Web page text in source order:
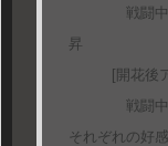
戦闘中、パ
昇
[開花後ア
戦闘中、パ
それぞれの好